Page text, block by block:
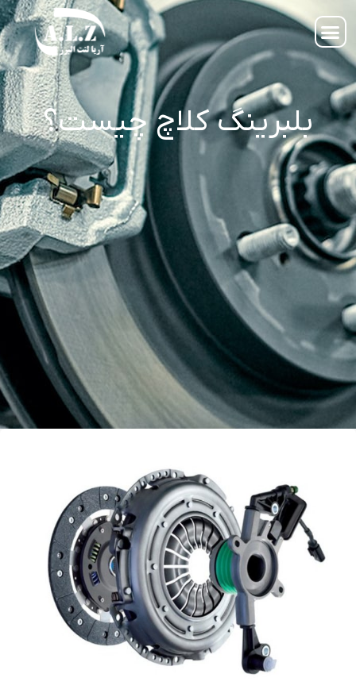
بلبرینگ کلاچ چیست؟